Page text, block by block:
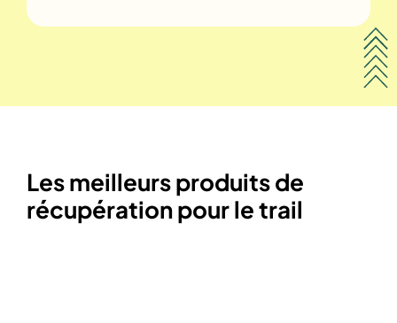
Les meilleurs produits de
récupération pour le trail